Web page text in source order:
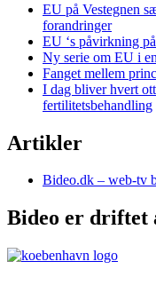
EU på Vestegnen
forandringer
EU ‘s påvirkning
Ny serie om EU i
Fanget mellem
I dag bliver hvert
fertilitetsbehandling
Artikler
Bideo.dk – web-tv
Bideo er driftet